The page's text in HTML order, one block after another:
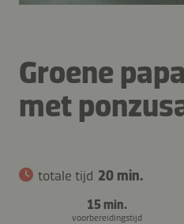
Groene
met
totale tijd 20 min.
15 min.
voorbereidingstijd